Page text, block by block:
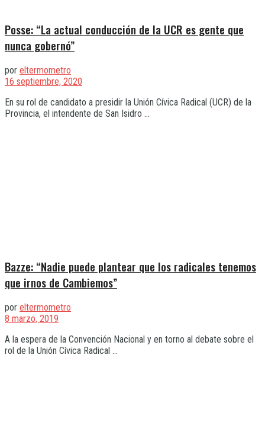
Posse: “La actual conducción de la UCR es gente que
nunca gobernó”
por eltermometro
16 septiembre, 2020
En su rol de candidato a presidir la Unión Cívica Radical (UCR) de la
Provincia, el intendente de San Isidro ...
Bazze: “Nadie puede plantear que los radicales tenemos
que irnos de Cambiemos”
por eltermometro
8 marzo, 2019
A la espera de la Convención Nacional y en torno al debate sobre el
rol de la Unión Cívica Radical ...